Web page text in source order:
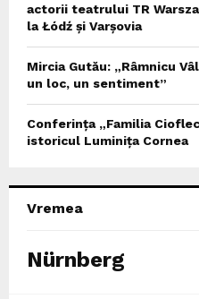
actorii teatrului TR
la Łódź și Varșovia
Mircia Gutău: „Râmnicu
un loc, un sentiment”
Conferința „Familia
istoricul Luminița Cornea
Vremea
Nürnberg